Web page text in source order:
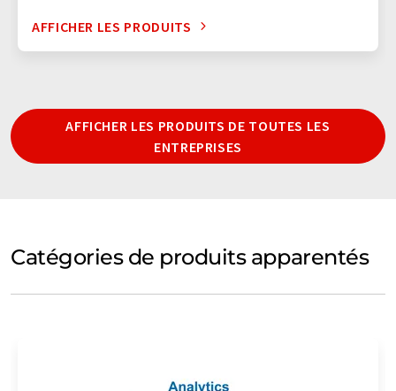
AFFICHER LES PRODUITS
AFFICHER LES PRODUITS DE TOUTES LES
ENTREPRISES
Catégories de produits apparentés